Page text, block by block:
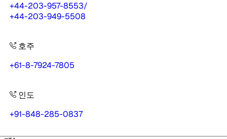
+44-203-957-8553/
+44-203-949-5508
호주
+61-8-7924-7805
인도
+91-848-285-0837